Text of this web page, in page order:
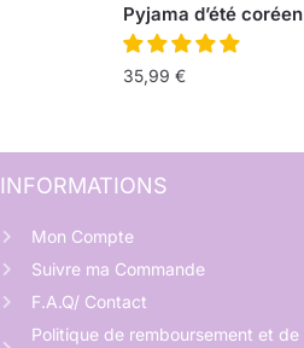
Pyjama d’été coréen
35,99 €
INFORMATIONS
Mon Compte
Suivre ma Commande
F.A.Q/ Contact
Politique de remboursement et de